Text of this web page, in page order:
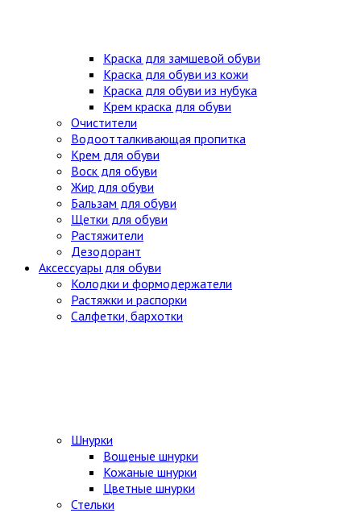
Краска для замшевой обуви
Краска для обуви из кожи
Краска для обуви из нубука
Крем краска для обуви
Очистители
Водоотталкивающая пропитка
Крем для обуви
Воск для обуви
Жир для обуви
Бальзам для обуви
Щетки для обуви
Растяжители
Дезодорант
Аксессуары для обуви
Колодки и формодержатели
Растяжки и распорки
Салфетки, бархотки
Шнурки
Вощеные шнурки
Кожаные шнурки
Цветные шнурки
Стельки